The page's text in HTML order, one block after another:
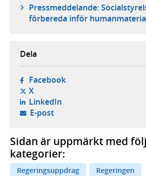
Pressmeddelande:
förbereda inför
Dela
Facebook- öppnas i ny flik,
X- öppnas i ny flik, extern
LinkedIn- öppnas i ny flik,
E-post- öppnar din e-postklient,
Sidan är uppmärkt med
kategorier:
Regeringsuppdrag
Regeringen